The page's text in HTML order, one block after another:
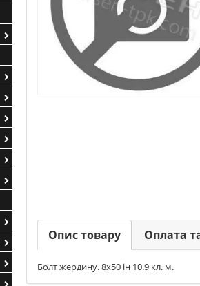
Опис товару Оплата
Болт жердину. 8х50 ін 10.9 кл. м.